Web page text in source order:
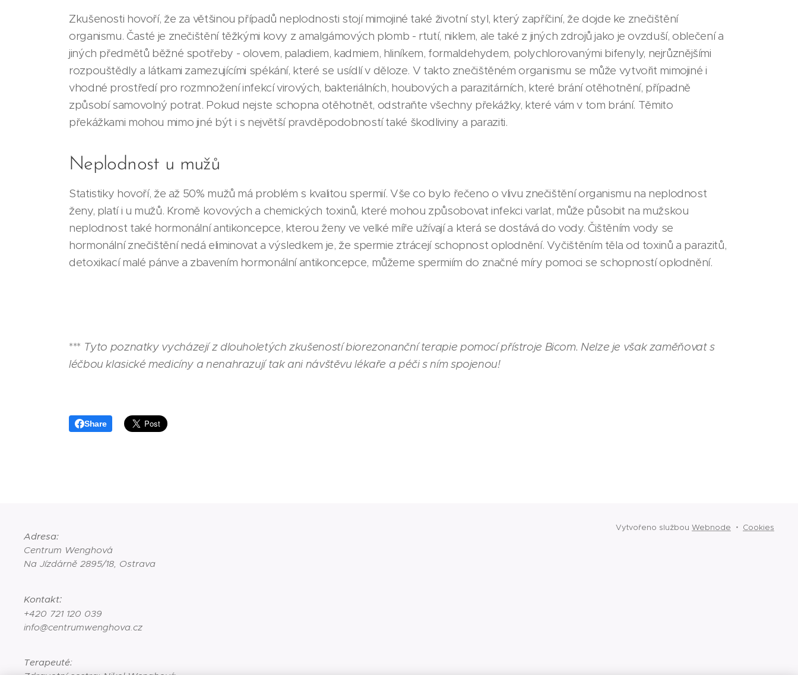
Zkušenosti hovoří, že za většinou případů neplodnosti stojí mimojiné také životní styl, který zapříčiní, že dojde ke znečištění
organismu. Časté je znečištění těžkými kovy z amalgámových plomb - rtutí, niklem, ale také z jiných zdrojů jako je ovzduší, oblečení a
jiných předmětů běžné spotřeby - olovem, paladiem, kadmiem, hliníkem, formaldehydem, polychlorovanými bifenyly, nejrůznějšími
rozpouštědly a látkami zamezujícími spékání, které se usídlí v děloze. V takto znečištěném organismu se může vytvořit mimojiné i
vhodné prostředí pro rozmnožení infekcí virových, bakteriálních, houbových a parazitárních, které brání otěhotnění, případně
způsobí samovolný potrat. Pokud nejste schopna otěhotnět, odstraňte všechny překážky, které vám v tom brání. Těmito
překážkami mohou mimo jiné být i s největší pravděpodobností také škodliviny a paraziti.
Neplodnost u mužů
Statistiky hovoří, že až 50% mužů má problém s kvalitou spermií. Vše co bylo řečeno o vlivu znečištění organismu na neplodnost
ženy, platí i u mužů. Kromě kovových a chemických toxinů, které mohou způsobovat infekci varlat, může působit na mužskou
neplodnost také hormonální antikoncepce, kterou ženy ve velké míře užívají a která se dostává do vody. Čištěním vody se
hormonální znečištění nedá eliminovat a výsledkem je, že spermie ztrácejí schopnost oplodnění. Vyčištěním těla od toxinů a parazitů,
detoxikací malé pánve a zbavením hormonální antikoncepce, můžeme spermiím do značné míry pomoci se schopností oplodnění.
*** Tyto poznatky vycházejí z dlouholetých zkušeností biorezonanční terapie pomocí přístroje Bicom. Nelze je však zaměňovat s
léčbou klasické medicíny a nenahrazují tak ani návštěvu lékaře a péči s ním spojenou!
Share
Adresa:
Centrum Wenghová
Na Jízdárně 2895/18, Ostrava
Kontakt:
+420 721 120 039
info@centrumwenghova.cz
Terapeuté:
Vytvořeno službou Webnode Cookies